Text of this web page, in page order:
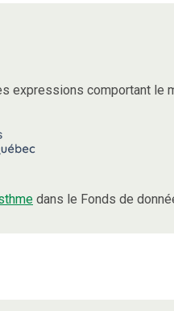
expressions comportant le
dans le Fonds de